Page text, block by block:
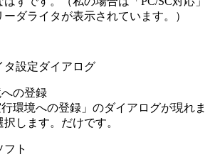
ダライタが表示されています。）
タ設定ダイアログ
への登録
環境への登録」のダイアログが現れま
します。だけです。
フト